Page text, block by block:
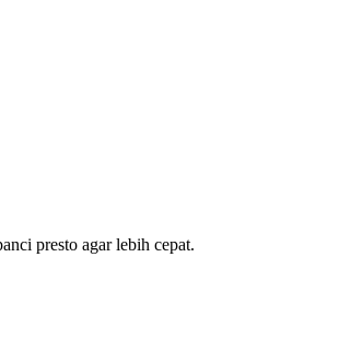
presto agar lebih cepat.